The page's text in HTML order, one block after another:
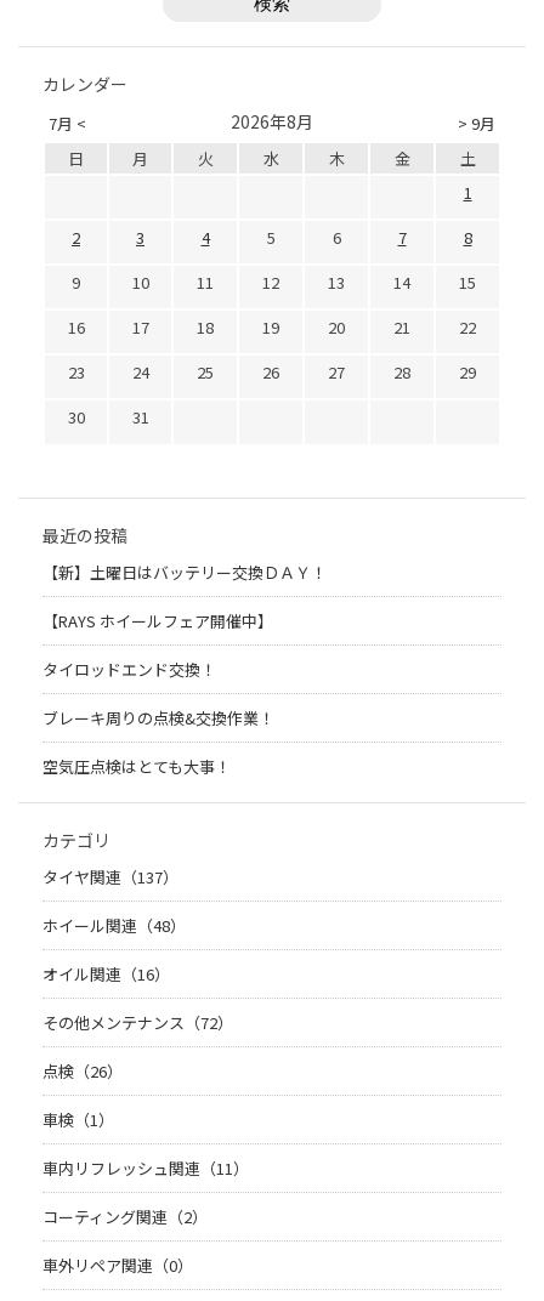
カレンダー
7月 < > 9月
2026年8月
日 月 火 水 木 金
土
1
2
3 4 5 6 7
8
9
10 11 12 13 14
15
16
17 18 19 20 21
22
23
24 25 26 27 28
29
30
31
最近の投稿
【新】土曜日はバッテリー交換ＤＡＹ！
【RAYS ホイールフェア開催中】
タイロッドエンド交換！
ブレーキ周りの点検&交換作業！
空気圧点検はとても大事！
カテゴリ
タイヤ関連（137）
ホイール関連（48）
オイル関連（16）
その他メンテナンス（72）
点検（26）
車検（1）
車内リフレッシュ関連（11）
コーティング関連（2）
車外リペア関連（0）